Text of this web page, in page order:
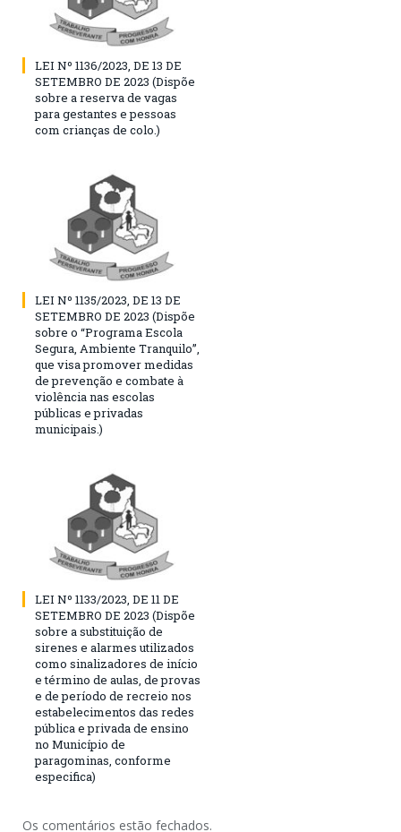
LEI Nº 1136/2023, DE 13 DE
SETEMBRO DE 2023 (Dispõe
sobre a reserva de vagas
para gestantes e pessoas
com crianças de colo.)
LEI Nº 1135/2023, DE 13 DE
SETEMBRO DE 2023 (Dispõe
sobre o “Programa Escola
Segura, Ambiente Tranquilo”,
que visa promover medidas
de prevenção e combate à
violência nas escolas
públicas e privadas
municipais.)
LEI Nº 1133/2023, DE 11 DE
SETEMBRO DE 2023 (Dispõe
sobre a substituição de
sirenes e alarmes utilizados
como sinalizadores de início
e término de aulas, de provas
e de período de recreio nos
estabelecimentos das redes
pública e privada de ensino
no Município de
paragominas, conforme
especifica)
Os comentários estão fechados.